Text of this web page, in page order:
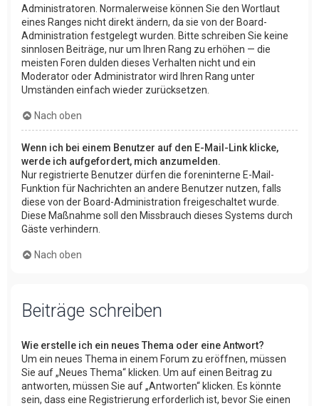
Administratoren. Normalerweise können Sie den Wortlaut
eines Ranges nicht direkt ändern, da sie von der Board-
Administration festgelegt wurden. Bitte schreiben Sie keine
sinnlosen Beiträge, nur um Ihren Rang zu erhöhen — die
meisten Foren dulden dieses Verhalten nicht und ein
Moderator oder Administrator wird Ihren Rang unter
Umständen einfach wieder zurücksetzen.
Nach oben
Wenn ich bei einem Benutzer auf den E-Mail-Link klicke,
werde ich aufgefordert, mich anzumelden.
Nur registrierte Benutzer dürfen die foreninterne E-Mail-
Funktion für Nachrichten an andere Benutzer nutzen, falls
diese von der Board-Administration freigeschaltet wurde.
Diese Maßnahme soll den Missbrauch dieses Systems durch
Gäste verhindern.
Nach oben
Beiträge schreiben
Wie erstelle ich ein neues Thema oder eine Antwort?
Um ein neues Thema in einem Forum zu eröffnen, müssen
Sie auf „Neues Thema“ klicken. Um auf einen Beitrag zu
antworten, müssen Sie auf „Antworten“ klicken. Es könnte
sein, dass eine Registrierung erforderlich ist, bevor Sie einen